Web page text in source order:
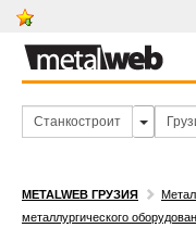
METALWEB ГРУЗИЯ
металлургического